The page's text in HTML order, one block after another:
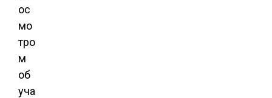
ос
мо
тро
м
об
уча